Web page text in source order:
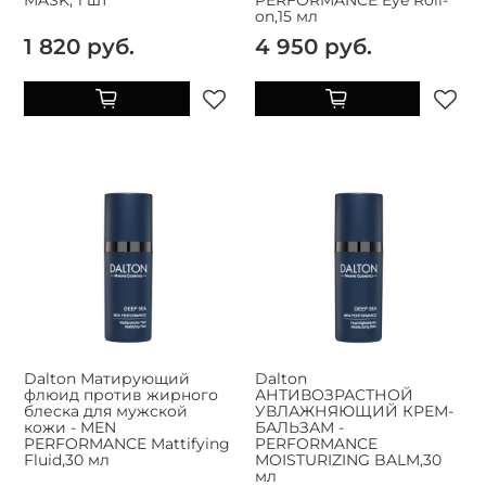
1 820 руб.
on,15 мл
4 950 руб.
Dalton Матирующий
флюид против жирного
блеска для мужской
кожи - MEN
PERFORMANCE Mattifying
Fluid,30 мл
Dalton
АНТИВОЗРАСТНОЙ
УВЛАЖНЯЮЩИЙ КРЕМ-
БАЛЬЗАМ -
PERFORMANCE
MOISTURIZING BALM,30
мл